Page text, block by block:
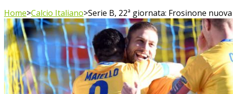
Home>Calcio Italiano>Serie B, 22ª giornata: Frosinone